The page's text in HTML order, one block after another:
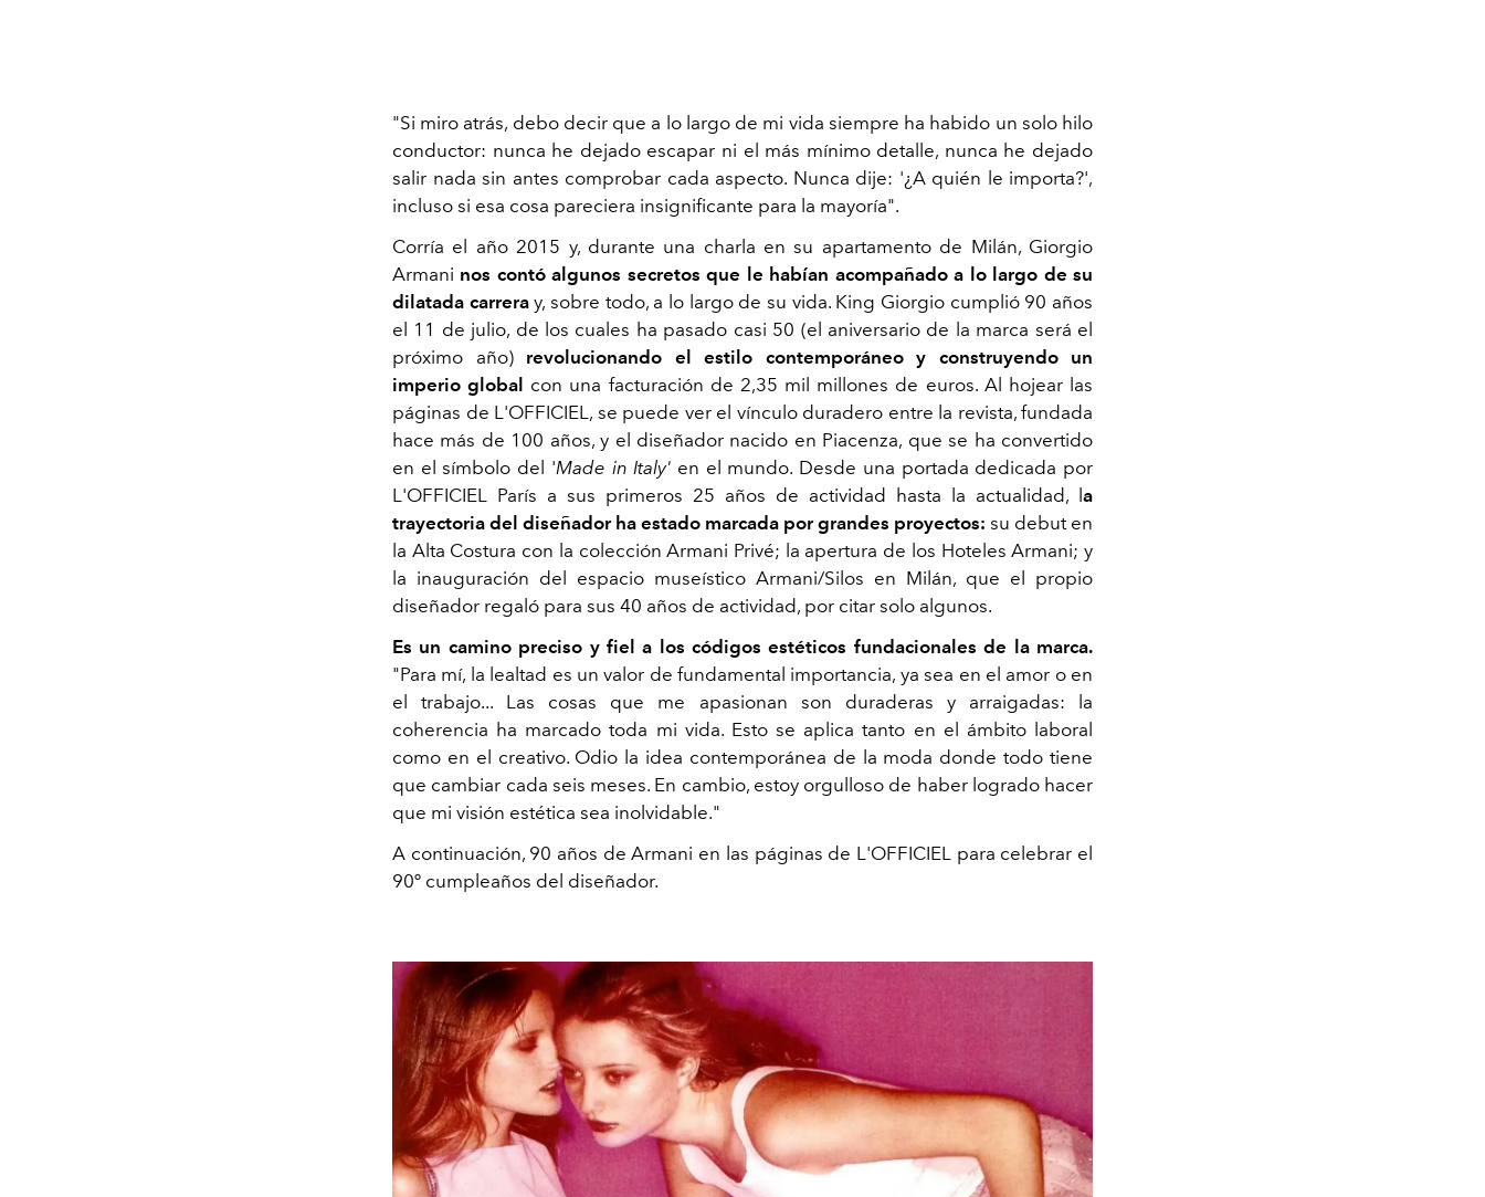
"Si miro atrás, debo decir que a lo largo de mi vida siempre ha habido un solo hilo
conductor: nunca he dejado escapar ni el más mínimo detalle, nunca he dejado
salir nada sin antes comprobar cada aspecto. Nunca dije: '¿A quién le importa?',
incluso si esa cosa pareciera insignificante para la mayoría".
Corría el año 2015 y, durante una charla en su apartamento de Milán, Giorgio
Armani nos contó algunos secretos que le habían acompañado a lo largo de su
dilatada carreray, sobre todo, a lo largo de su vida. King Giorgio cumplió 90 años
el 11 de julio, de los cuales ha pasado casi 50 (el aniversario de la marca será el
próximo año) revolucionando el estilo contemporáneo y construyendo un
imperio global con una facturación de 2,35 mil millones de euros. Al hojear las
páginas de L'OFFICIEL, se puede ver el vínculo duradero entre la revista, fundada
hace más de 100 años, y el diseñador nacido en Piacenza, que se ha convertido
en el símbolo del 'Made in Italy' en el mundo. Desde una portada dedicada por
L'OFFICIEL París a sus primeros 25 años de actividad hasta la actualidad, la
trayectoria del diseñador ha estado marcada por grandes proyectos: su debut en
la Alta Costura con la colección Armani Privé; la apertura de los Hoteles Armani; y
la inauguración del espacio museístico Armani/Silos en Milán, que el propio
diseñador regaló para sus 40 años de actividad, por citar solo algunos.
Es un camino preciso y fiel a los códigos estéticos fundacionales de la marca.
"Para mí, la lealtad es un valor de fundamental importancia, ya sea en el amor o en
el trabajo... Las cosas que me apasionan son duraderas y arraigadas: la
coherencia ha marcado toda mi vida. Esto se aplica tanto en el ámbito laboral
como en el creativo. Odio la idea contemporánea de la moda donde todo tiene
que cambiar cada seis meses. En cambio, estoy orgulloso de haber logrado hacer
que mi visión estética sea inolvidable."
A continuación, 90 años de Armani en las páginas de L'OFFICIEL para celebrar el
90º cumpleaños del diseñador.